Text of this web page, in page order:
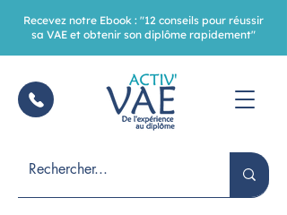
Recevez notre Ebook : "12 conseils pour réussir
sa VAE et obtenir son diplôme rapidement"